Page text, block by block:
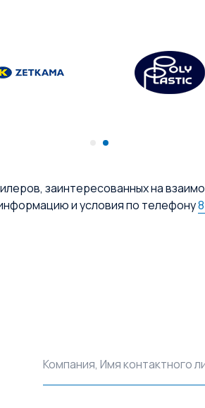
заинтересованных на
и условия по телефону
Компания, Имя контактного